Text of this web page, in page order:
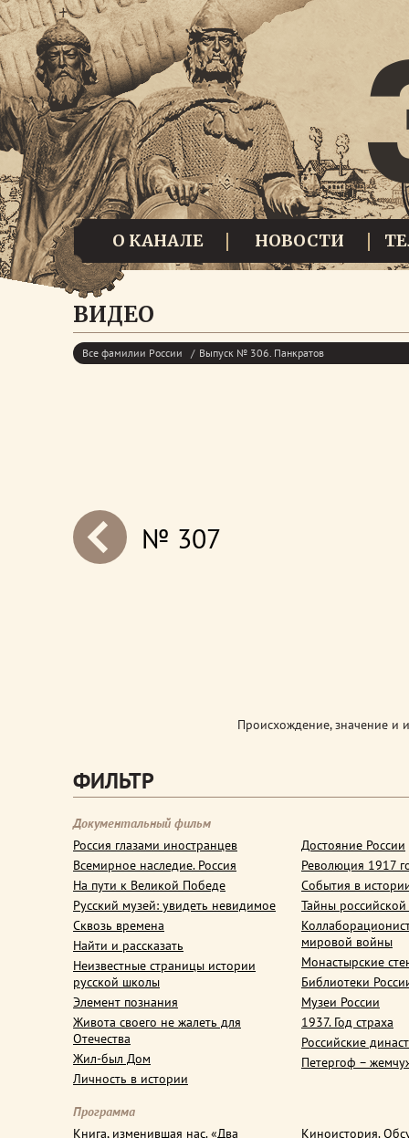
О КАНАЛЕ НОВОСТИ
ВИДЕО
Все фамилии России Выпуск № 306. Панкратов
next№ 307
Происхождение, значение и
ФИЛЬТР
Документальный фильм
Россия глазами иностранцев
Всемирное наследие. Россия
На пути к Великой Победе
Русский музей: увидеть невидимое
Сквозь времена
Найти и рассказать
Неизвестные страницы истории
русской школы
Элемент познания
Живота своего не жалеть для
Отечества
Жил-был Дом
Личность в истории
Достояние России
Революция 1917
События в
Тайны
мировой войны
Монастырские
Библиотеки
Музеи России
1937. Год страха
Российские
Петергоф –
Программа
Книга, изменившая нас. «Два
Киноистория.